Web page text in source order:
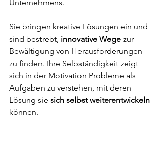
Unternehmens.
Sie bringen kreative Lösungen ein und
sind bestrebt, innovative Wege zur
Bewältigung von Herausforderungen
zu finden. Ihre Selbständigkeit zeigt
sich in der Motivation Probleme als
Aufgaben zu verstehen, mit deren
Lösung sie sich selbst weiterentwickeln
können.